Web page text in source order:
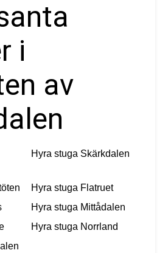
i
av
Hyra stuga Skärkdalen
Hyra stuga Flatruet
Hyra stuga Mittådalen
Hyra stuga Norrland